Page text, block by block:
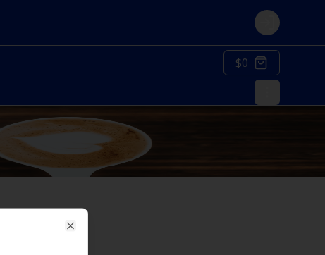
Login
$0